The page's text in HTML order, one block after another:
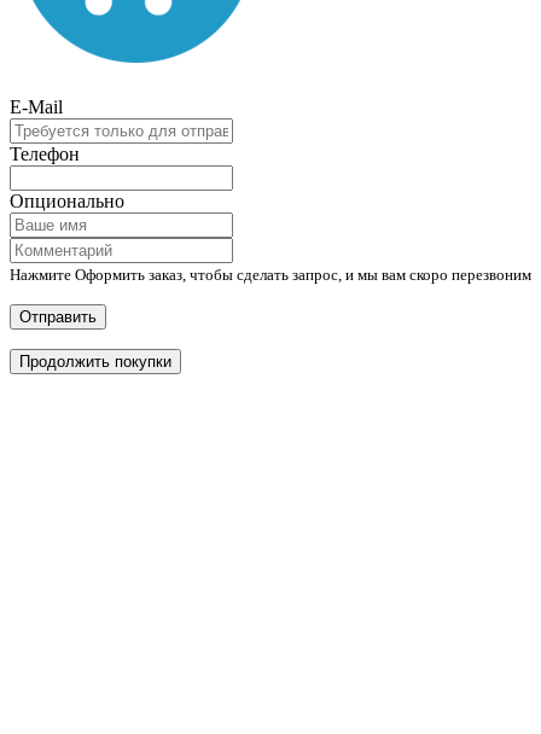
E-Mail
Телефон
Опционально
Нажмите Оформить заказ, чтобы сделать запрос, и мы вам скоро перезвоним
Отправить
Продолжить покупки